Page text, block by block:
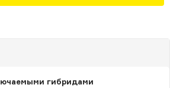
гибридами